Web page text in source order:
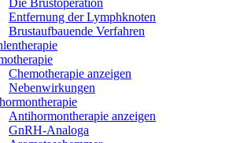
Die Brustoperation
Entfernung der Lymphknoten
Brustaufbauende Verfahren
Chemotherapie anzeigen
Nebenwirkungen
Antihormontherapie anzeigen
GnRH-Analoga